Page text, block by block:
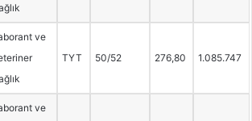
ve
TYT 50/52 276,80 1.085.747
ve